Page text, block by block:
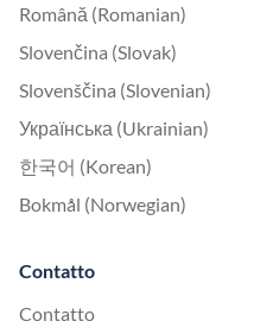
Română (Romanian)
Slovenčina (Slovak)
Slovenščina (Slovenian)
Українська (Ukrainian)
한국어 (Korean)
Bokmål (Norwegian)
Contatto
Contatto